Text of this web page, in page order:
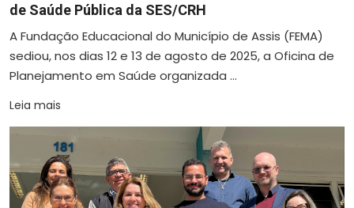
de Saúde Pública da SES/CRH
A Fundação Educacional do Município de Assis (FEMA)
sediou, nos dias 12 e 13 de agosto de 2025, a Oficina de
Planejamento em Saúde organizada ...
Leia mais